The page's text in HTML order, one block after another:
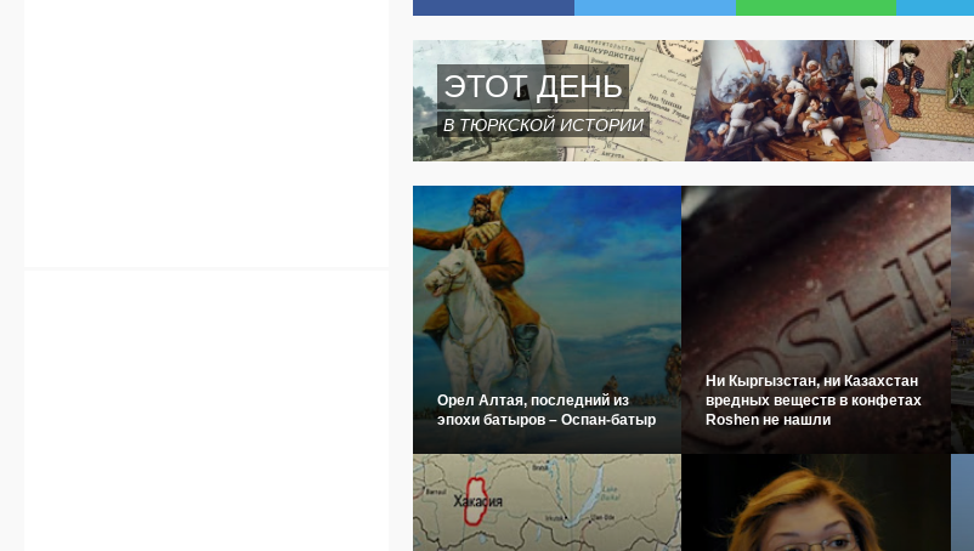
ЭТОТ ДЕНЬ
В ТЮРКСКОЙ ИСТОРИИ
Орел Алтая, последний из
эпохи батыров – Оспан-батыр
Ни Кыргызстан, ни Казахстан
вредных веществ в конфетах
Roshen не нашли